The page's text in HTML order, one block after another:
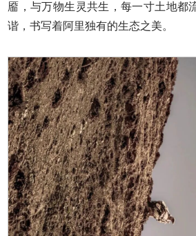
靥，与万物生灵共生，每一寸土地都
谐，书写着阿里独有的生态之美。